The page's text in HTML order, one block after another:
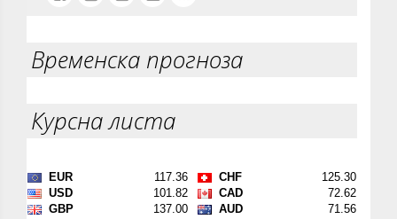
Временска прогноза
Курсна листа